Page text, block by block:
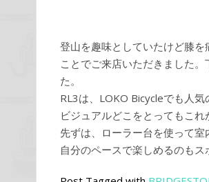
登山を趣味としていたけど膝
ことでご来店いただきました
た。
RL3は、LOKO Bicycleでも人
ビジュアルどこをとってもこれ
先ずは、ローラー台を使って
自分のペースで楽しめるのもス